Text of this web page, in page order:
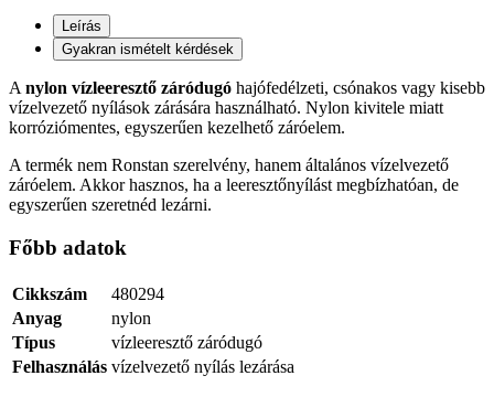
Leírás
Gyakran ismételt kérdések
Anylon vízleeresztő záródugó hajófedélzeti, csónakos vagy kisebb
vízelvezető nyílások zárására használható. Nylon kivitele miatt
korróziómentes, egyszerűen kezelhető záróelem.
A termék nem Ronstan szerelvény, hanem általános vízelvezető
záróelem. Akkor hasznos, ha a leeresztőnyílást megbízhatóan, de
egyszerűen szeretnéd lezárni.
Főbb adatok
Cikkszám
480294
Anyag
nylon
Típus
vízleeresztő záródugó
Felhasználás vízelvezető nyílás lezárása